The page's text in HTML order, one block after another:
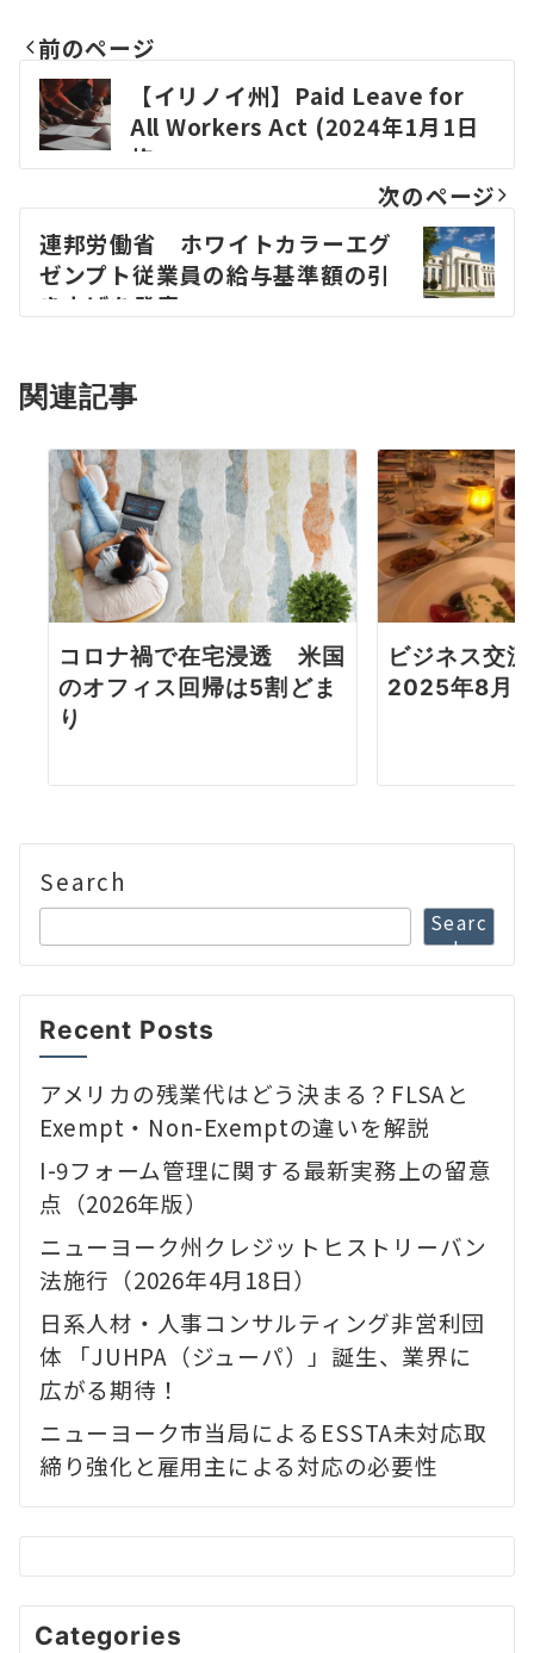
Post
navigation
前のページ
【イリノイ州】Paid Leave for
All Workers Act (2024年1月1日
施
行)
次のページ
連邦労働省 ホワイトカラーエグ
ゼンプト従業員の給与基準額の引
き上げを発表
関連記事
コロナ禍で在宅浸透 米国
のオフィス回帰は5割どま
り
ビジネス交
2025年8月
Search
Searc
h
Recent Posts
アメリカの残業代はどう決まる？FLSAと
Exempt・Non-Exemptの違いを解説
I-9フォーム管理に関する最新実務上の留意
点（2026年版）
ニューヨーク州クレジットヒストリーバン
法施行（2026年4月18日）
日系人材・人事コンサルティング非営利団
体 「JUHPA（ジューパ）」誕生、業界に
広がる期待！
ニューヨーク市当局によるESSTA未対応取
締り強化と雇用主による対応の必要性
Categories